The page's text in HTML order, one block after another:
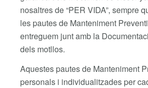
nosaltres de “PER VIDA”, sempre
les pautes de Manteniment
entreguem junt amb la
dels motllos.
Aquestes pautes de Manteniment
personals i individualitzades per